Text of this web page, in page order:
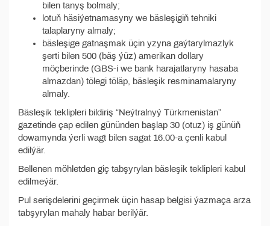
bilen tanyş bolmaly;
lotuň häsiýetnamasyny we bäsleşigiň tehniki
talaplaryny almaly;
bäsleşige gatnaşmak üçin yzyna gaýtarylmazlyk
şerti bilen 500 (bäş ýüz) amerikan dollary
möçberinde (GBS-i we bank harajatlaryny hasaba
almazdan) tölegi töläp, bäsleşik resminamalaryny
almaly.
Bäsleşik teklipleri bildiriş “Neýtralnyý Türkmenistan”
gazetinde çap edilen gününden başlap 30 (otuz) iş günüň
dowamynda ýerli wagt bilen sagat 16.00-a çenli kabul
edilýär.
Bellenen möhletden giç tabşyrylan bäsleşik teklipleri kabul
edilmeýär.
Pul serişdelerini geçirmek üçin hasap belgisi ýazmaça arza
tabşyrylan mahaly habar berilýär.